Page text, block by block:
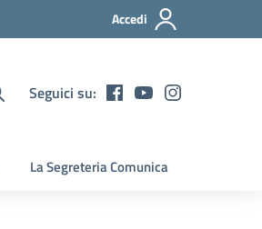
Accedi
Seguici su:
La Segreteria Comunica